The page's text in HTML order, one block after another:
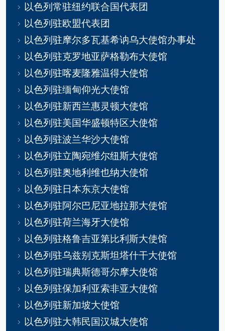
以色列常驻纽约联合国代表团
以色列驻欧盟代表团
以色列驻摩尔多瓦基希讷乌大使馆办事处
以色列驻克罗地亚萨格勒布大使馆
以色列驻喀麦隆雅温得大使馆
以色列驻缅甸仰光大使馆
以色列驻新西兰惠灵顿大使馆
以色列驻美国华盛顿特区大使馆
以色列驻波兰华沙大使馆
以色列驻立陶宛维尔纽斯大使馆
以色列驻奥地利维也纳大使馆
以色列驻日本东京大使馆
以色列驻阿尔巴尼亚地拉那大使馆
以色列驻荷兰海牙大使馆
以色列驻格鲁吉亚第比利斯大使馆
以色列驻乌兹别克斯坦塔什干大使馆
以色列驻瑞典斯德哥尔摩大使馆
以色列驻保加利亚索非亚大使馆
以色列驻新加坡大使馆
以色列驻大韩民国汉城大使馆